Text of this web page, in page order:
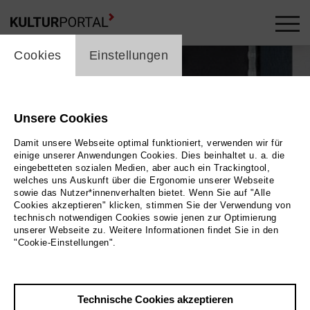
Übersicht
cookie_layer
Cookies Einstellungen
Unsere Cookies
Damit unsere Webseite optimal funktioniert, verwenden wir für
einige unserer Anwendungen Cookies. Dies beinhaltet u. a. die
eingebetteten sozialen Medien, aber auch ein Trackingtool,
welches uns Auskunft über die Ergonomie unserer Webseite
sowie das Nutzer*innenverhalten bietet. Wenn Sie auf "Alle
Cookies akzeptieren" klicken, stimmen Sie der Verwendung von
technisch notwendigen Cookies sowie jenen zur Optimierung
unserer Webseite zu. Weitere Informationen findet Sie in den
"Cookie-Einstellungen".
Technische Cookies akzeptieren